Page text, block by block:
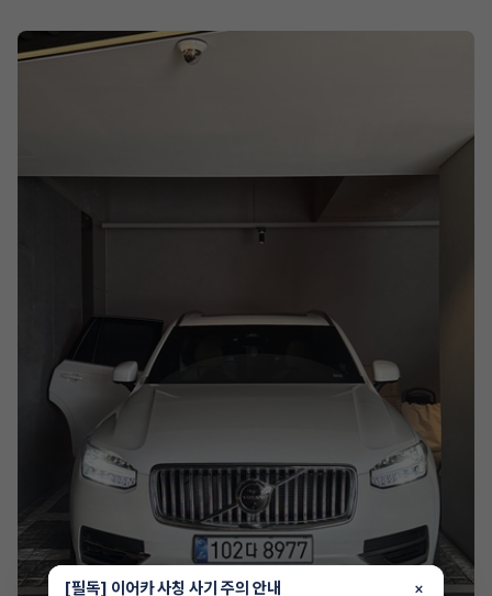
[필독] 이어카 사칭 사기 주의 안내 ×